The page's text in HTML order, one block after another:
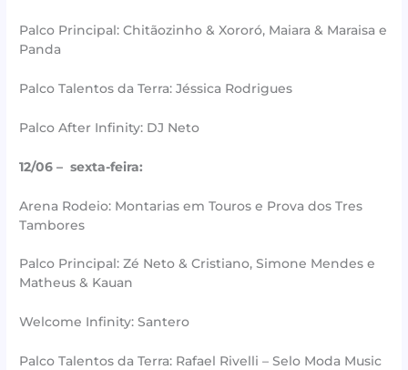
Palco Principal: Chitãozinho & Xororó, Maiara & Maraisa e
Panda
Palco Talentos da Terra: Jéssica Rodrigues
Palco After Infinity: DJ Neto
12/06 – sexta-feira:
Arena Rodeio: Montarias em Touros e Prova dos Tres
Tambores
Palco Principal: Zé Neto & Cristiano, Simone Mendes e
Matheus & Kauan
Welcome Infinity: Santero
Palco Talentos da Terra: Rafael Rivelli – Selo Moda Music